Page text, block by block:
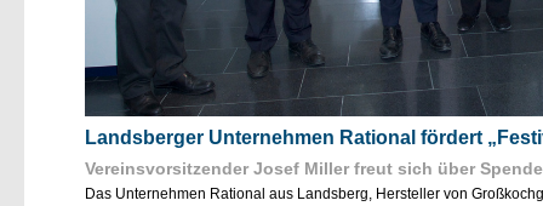
Landsberger Unternehmen Rational fördert
Vereinsvorsitzender Josef Miller freut sich über
Das Unternehmen Rational aus Landsberg, Hersteller von